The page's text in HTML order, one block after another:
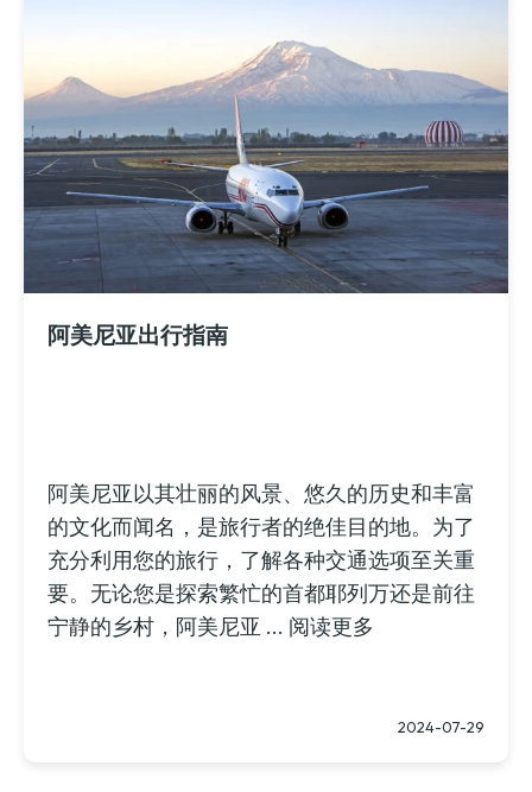
阿美尼亚出行指南
阿美尼亚以其壮丽的风景、悠久的历史和丰富
的文化而闻名，是旅行者的绝佳目的地。为了
充分利用您的旅行，了解各种交通选项至关重
要。无论您是探索繁忙的首都耶列万还是前往
宁静的乡村，阿美尼亚 ... 阅读更多
2024-07-29